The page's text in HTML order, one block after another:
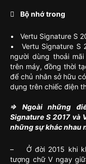
 Bộ nhớ trong
• Vertu Signature S
• Vertu Signature S
người dùng thoải
trên máy, đồng thời
để chủ nhân sở hữu
dụng trên chiếc điện
=> Ngoài những
Signature S 2017 và
những sự khác nhau
– Ở đời 2015 khi
tượng chữ V ngay